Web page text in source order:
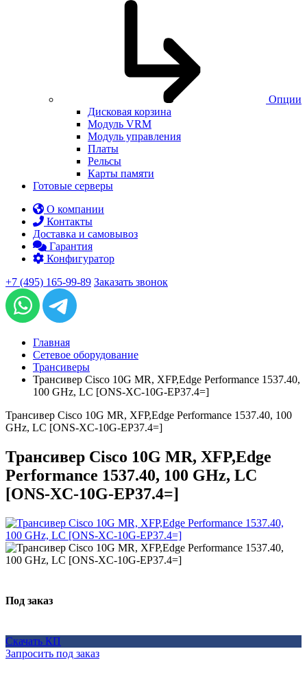
Опции
Дисковая корзина
Модуль VRM
Модуль управления
Платы
Рельсы
Карты памяти
Готовые серверы
О компании
Контакты
Доставка и самовывоз
Гарантия
Конфигуратор
+7 (495) 165-99-89 Заказать звонок
Главная
Сетевое оборудование
Трансиверы
Трансивер Cisco 10G MR, XFP,Edge Performance 1537.40,
100 GHz, LC [ONS-XC-10G-EP37.4=]
Трансивер Cisco 10G MR, XFP,Edge Performance 1537.40, 100
GHz, LC [ONS-XC-10G-EP37.4=]
Трансивер Cisco 10G MR, XFP,Edge
Performance 1537.40, 100 GHz, LC
[ONS-XC-10G-EP37.4=]
Под заказ
Скачать КП
Запросить под заказ